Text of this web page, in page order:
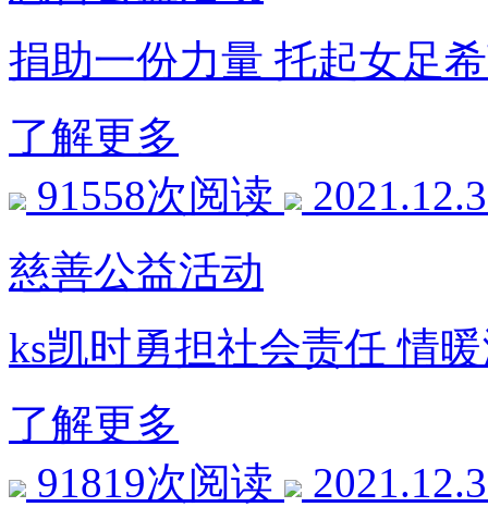
捐助一份力量 托起女足
了解更多
91558次阅读
慈善公益活动
ks凯时勇担社会责任 情
了解更多
91819次阅读